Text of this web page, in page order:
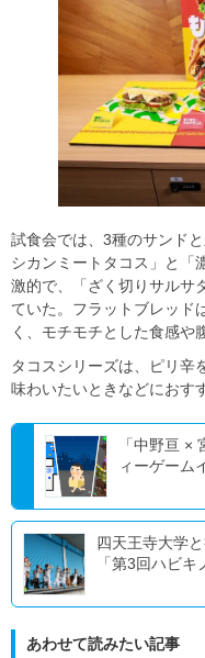
試食会では、3種のサンド
シカンミートタコス」と「
激的で、「ざく切りサルサ
ていた。フラットブレッド
く、モチモチとした食感や
タコスシリーズは、ピリ辛
味わいたいときなどにおす
「中野亘 ×
ィーゲーム
四天王寺大学
「第3回ハビキ
あわせて読みたい記事